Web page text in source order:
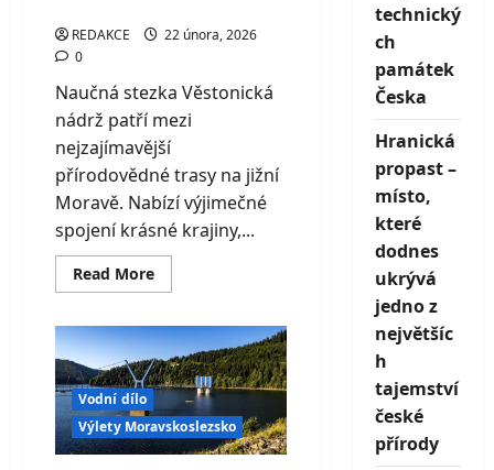
REDAKCE
22 února, 2026
0
Naučná stezka Věstonická
nádrž patří mezi
nejzajímavější
přírodovědné trasy na jižní
Moravě. Nabízí výjimečné
spojení krásné krajiny,...
Read MoreRead
more
stezka
Věstonická
nádrž
–
jedinečný
svět
lužní
krajiny
pod
Vodní dílo
Výlety Moravskoslezsko
technický
ch
památek
Česka
Hranická
propast –
místo,
které
dodnes
ukrývá
jedno z
největšíc
h
tajemství
české
přírody